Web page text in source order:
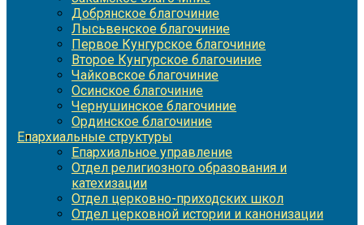
Добрянское благочиние
Лысьвенское благочиние
Первое Кунгурское благочиние
Второе Кунгурское благочиние
Чайковское благочиние
Осинское благочиние
Чернушинское благочиние
Ординское благочиние
Епархиальные структуры
Епархиальное управление
Отдел религиозного образования и
катехизации
Отдел церковно-приходских школ
Отдел церковной истории и канонизации